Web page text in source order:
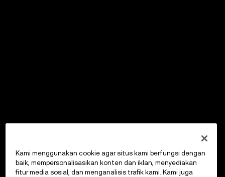
Kami menggunakan cookie agar situs kami berfungsi dengan
baik, mempersonalisasikan konten dan iklan, menyediakan
fitur media sosial, dan menganalisis trafik kami. Kami juga